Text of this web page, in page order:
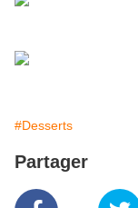
#Desserts
Partager